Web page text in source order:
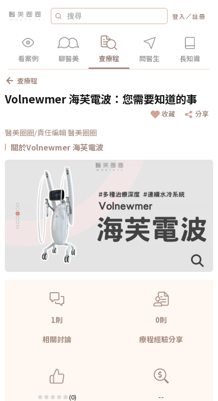
登入 ／註冊
看案例 聊醫美 查療程 問醫生 長知識
查療程
Volnewmer 海芙電波：您需要知道的事
收藏 分享
醫美圈圈/責任編輯 醫美圈圈
關於Volnewmer 海芙電波
1則
相關討論
0則
療程經驗分享
(0)
--